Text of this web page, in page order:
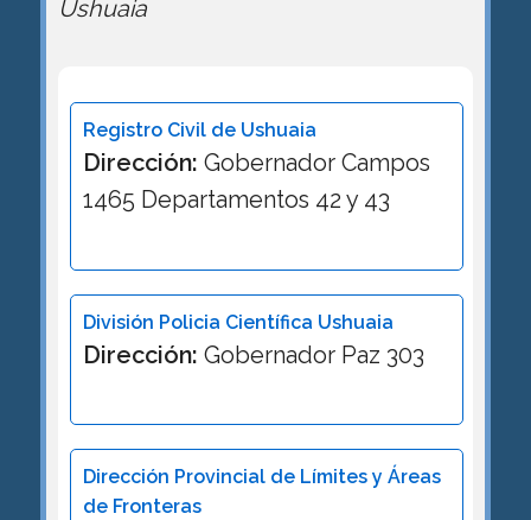
Ushuaia
Registro Civil de Ushuaia
Dirección: Gobernador Campos
1465 Departamentos 42 y 43
División Policia Científica Ushuaia
Dirección: Gobernador Paz 303
Dirección Provincial de Límites y Áreas
de Fronteras